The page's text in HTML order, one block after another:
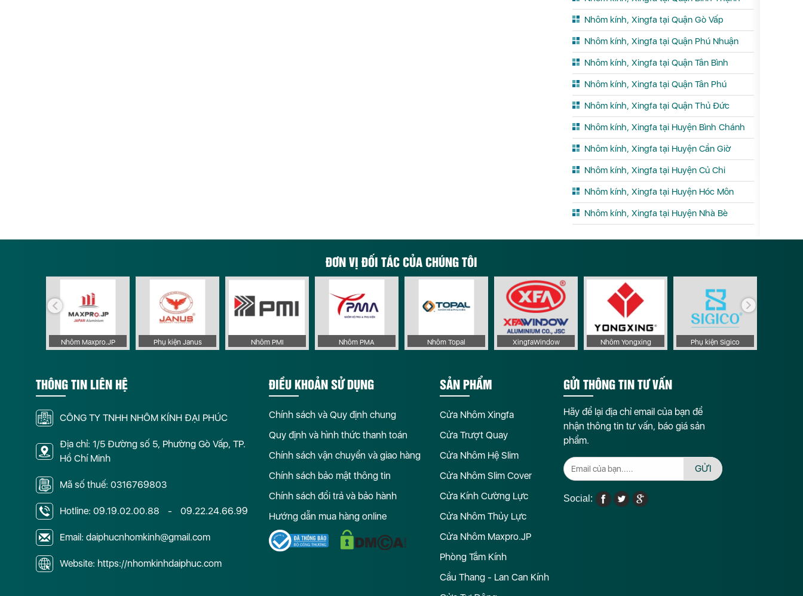
Nhôm kính, Xingfa tại Quận Gò Vấp
Nhôm kính, Xingfa tại Quận Phú Nhuận
Nhôm kính, Xingfa tại Quận Tân Bình
Nhôm kính, Xingfa tại Quận Tân Phú
Nhôm kính, Xingfa tại Quận Thủ Đức
Nhôm kính, Xingfa tại Huyện Bình Chánh
Nhôm kính, Xingfa tại Huyện Cần Giờ
Nhôm kính, Xingfa tại Huyện Củ Chi
Nhôm kính, Xingfa tại Huyện Hóc Môn
Nhôm kính, Xingfa tại Huyện Nhà Bè
ĐƠN VỊ ĐỐI TÁC CỦA CHÚNG TÔI
Nhôm Maxpro.JP Phụ kiện Janus Nhôm PMI Nhôm PMA Nhôm Topal XingfaWindow Nhôm Yongxing Phụ kiện Sigico
THÔNG TIN LIÊN HỆ
CÔNG TY TNHH NHÔM KÍNH ĐẠI PHÚC
Địa chỉ: 1/5 Đường số 5, Phường Gò Vấp, TP.
Hồ Chí Minh
Mã số thuế: 0316769803
Hotline: 09.19.02.00.88 - 09.22.24.66.99
Email: daiphucnhomkinh@gmail.com
Website: https://nhomkinhdaiphuc.com
ĐIỀU KHOẢN SỬ DỤNG
Chính sách và Quy định chung
Quy định và hình thức thanh toán
Chính sách vận chuyển và giao hàng
Chính sách bảo mật thông tin
Chính sách đổi trả và bảo hành
Hướng dẫn mua hàng online
SẢN PHẨM
Cửa Nhôm Xingfa
Cửa Trượt Quay
Cửa Nhôm Hệ Slim
Cửa Nhôm Slim Cover
Cửa Kính Cường Lực
Cửa Nhôm Thủy Lực
Cửa Nhôm Maxpro.JP
Phòng Tắm Kính
Cầu Thang - Lan Can Kính
GỬI THÔNG TIN TƯ VẤN
Hãy để lại địa chỉ email của bạn để
nhận thông tin tư vấn, báo giá sản
phẩm.
GỬI
Social: